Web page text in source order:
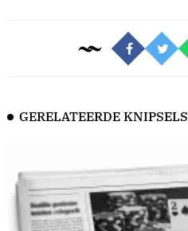
GERELATEERDE KNIPSELS